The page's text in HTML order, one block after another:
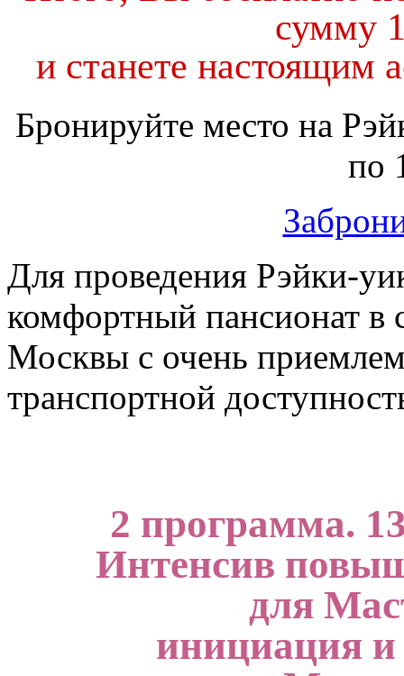
сумму
и станете настоящим
Бронируйте место на
по
Для проведения Рэйки-
комфортный пансионат в
Москвы с очень
транспортной
2 программа.
Интенсив
для
инициация и